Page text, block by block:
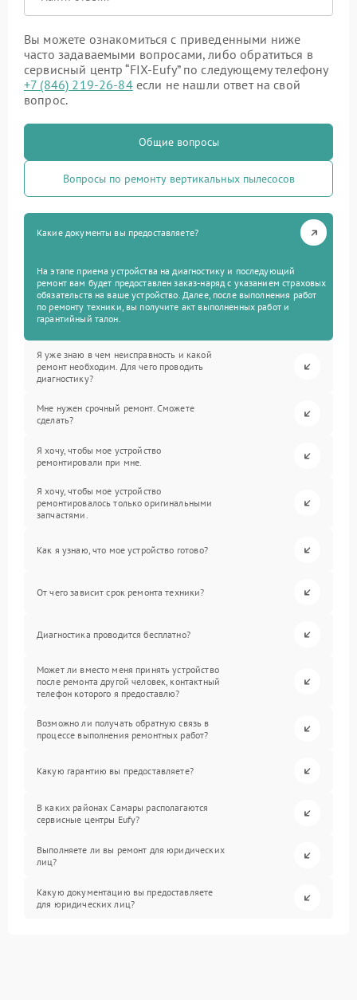
Вы можете ознакомиться с приведенными ниже
часто задаваемыми вопросами, либо обратиться в
сервисный центр “FIX-Eufy” по следующему телефону
+7 (846) 219-26-84если не нашли ответ на свой
вопрос.
Общие вопросы
Вопросы по ремонту вертикальных пылесосов
Какие документы вы предоставляете?
На этапе приема устройства на диагностику и последующий
ремонт вам будет предоставлен заказ-наряд с указанием страховых
обязательств на ваше устройство. Далее, после выполнения работ
по ремонту техники, вы получите акт выполненных работ и
гарантийный талон.
Я уже знаю в чем неисправность и какой
ремонт необходим. Для чего проводить
диагностику?
Мне нужен срочный ремонт. Сможете
сделать?
Я хочу, чтобы мое устройство
ремонтировали при мне.
Я хочу, чтобы мое устройство
ремонтировалось только оригинальными
запчастями.
Как я узнаю, что мое устройство готово?
От чего зависит срок ремонта техники?
Диагностика проводится бесплатно?
Может ли вместо меня принять устройство
после ремонта другой человек, контактный
телефон которого я предоставлю?
Возможно ли получать обратную связь в
процессе выполнения ремонтных работ?
Какую гарантию вы предоставляете?
В каких районах Самары располагаются
сервисные центры Eufy?
Выполняете ли вы ремонт для юридических
лиц?
Какую документацию вы предоставляете
для юридических лиц?